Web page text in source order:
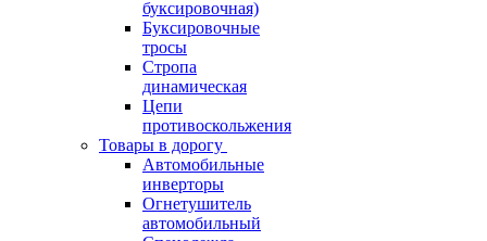
буксировочная)
Буксировочные
тросы
Стропа
динамическая
Цепи
противоскольжения
Товары в дорогу
Автомобильные
инверторы
Огнетушитель
автомобильный